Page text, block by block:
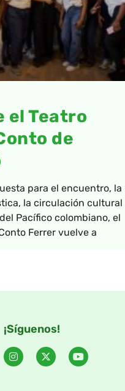
el Teatro
de
para el encuentro, la
la circulación cultural
Pacífico colombiano, el
Ferrer vuelve a
¡Síguenos!